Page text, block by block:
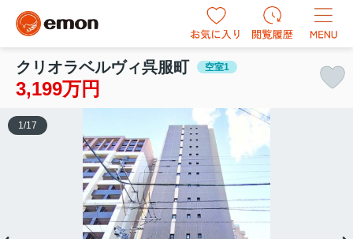
クリオラベルヴィ呉服町 空室1
3,199万円
1 /17